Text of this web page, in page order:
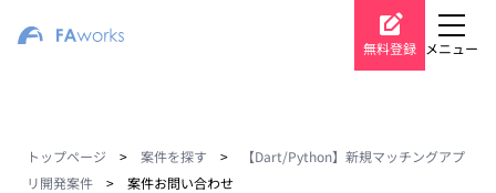
無料登録 メニュー
トップページ > 案件を探す >
【Dart/Python】新規マッチングアプ
リ開発案件
> 案件お問い合わせ